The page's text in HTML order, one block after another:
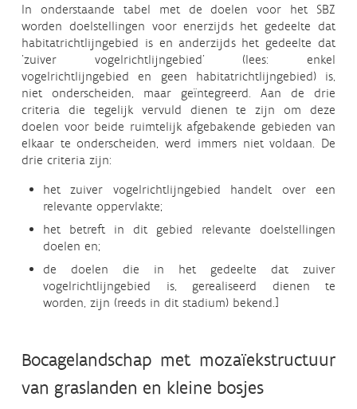
In onderstaande tabel met de doelen voor het SBZ
worden doelstellingen voor enerzijds het gedeelte dat
habitatrichtlijngebied is en anderzijds het gedeelte dat
'zuiver vogelrichtlijngebied' (lees: enkel
vogelrichtlijngebied en geen habitatrichtlijngebied) is,
niet onderscheiden, maar geïntegreerd. Aan de drie
criteria die tegelijk vervuld dienen te zijn om deze
doelen voor beide ruimtelijk afgebakende gebieden van
elkaar te onderscheiden, werd immers niet voldaan. De
drie criteria zijn:
het zuiver vogelrichtlijngebied handelt over een
relevante oppervlakte;
het betreft in dit gebied relevante doelstellingen
doelen en;
de doelen die in het gedeelte dat zuiver
vogelrichtlijngebied is, gerealiseerd dienen te
worden, zijn (reeds in dit stadium) bekend.]
Bocagelandschap met mozaïekstructuur
van graslanden en kleine bosjes